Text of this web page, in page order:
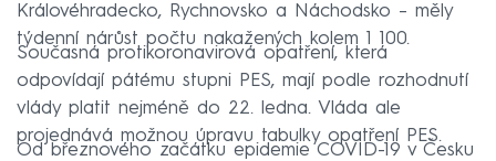
Královéhradecko, Rychnovsko a Náchodsko –⁠ měly
týdenní nárůst počtu nakažených kolem 1 100.
Současná protikoronavirová opatření, která
odpovídají pátému stupni PES, mají podle rozhodnutí
vlády platit nejméně do 22. ledna. Vláda ale
projednává možnou úpravu tabulky opatření PES.
Od březnového začátku epidemie COVID-19 v Česku